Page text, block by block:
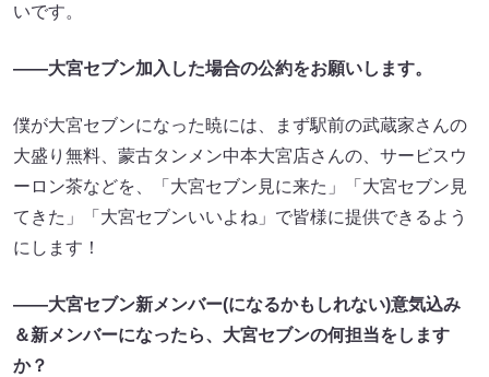
いです。
――大宮セブン加入した場合の公約をお願いします。
僕が大宮セブンになった暁には、まず駅前の武蔵家さんの
大盛り無料、蒙古タンメン中本大宮店さんの、サービスウ
ーロン茶などを、「大宮セブン見に来た」「大宮セブン見
てきた」「大宮セブンいいよね」で皆様に提供できるよう
にします！
――大宮セブン新メンバー(になるかもしれない)意気込み
＆新メンバーになったら、大宮セブンの何担当をします
か？